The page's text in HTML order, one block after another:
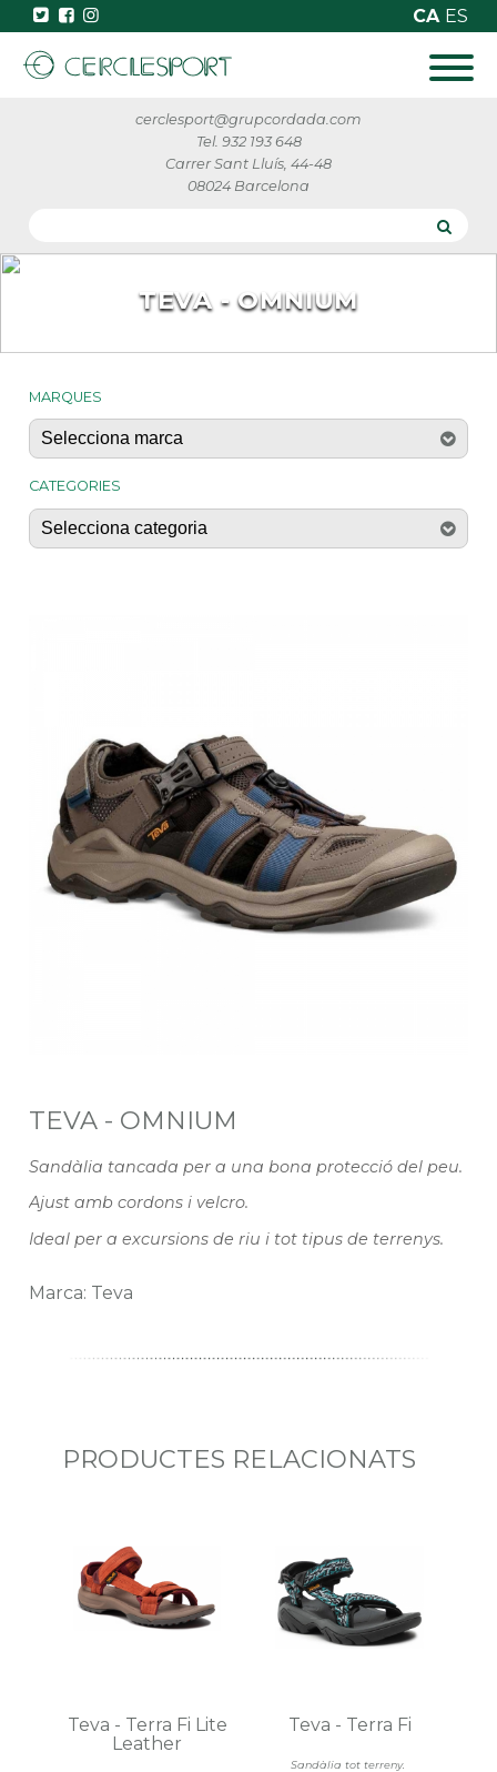
CA ES
cerclesport@grupcordada.com
Tel. 932 193 648
Carrer Sant Lluís, 44-48
08024 Barcelona
TEVA - OMNIUM
MARQUES
CATEGORIES
TEVA - OMNIUM
Marca: Teva
Sandàlia tancada per a una bona protecció del peu.
Ajust amb cordons i velcro.
Ideal per a excursions de riu i tot tipus de terrenys.
PRODUCTES RELACIONATS
Teva - Terra Fi Lite
Leather
Sandàlia tot terreny.
Teva - Terra Fi